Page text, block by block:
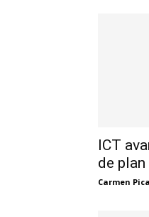
ICT
de
Carmen